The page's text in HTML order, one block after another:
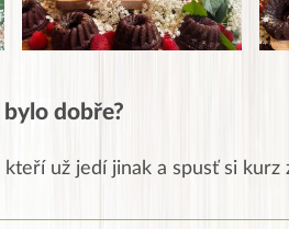
bylo dobře?
už jedí jinak a spusť si kurz